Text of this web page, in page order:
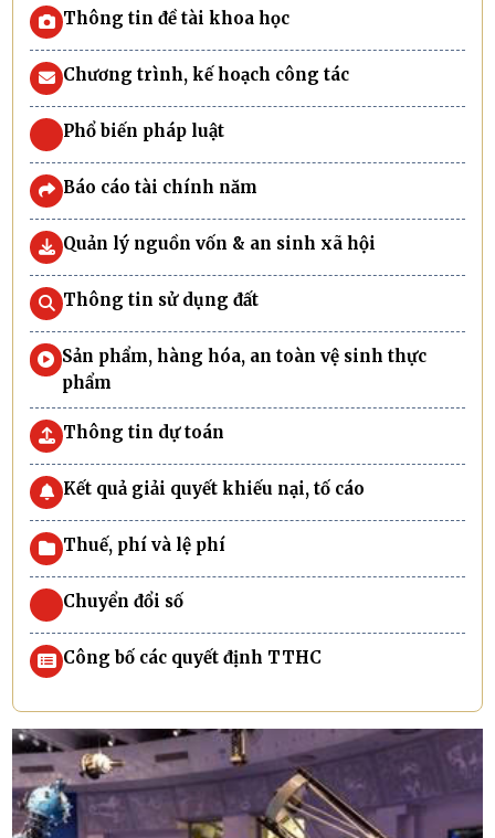
Thông tin đề tài khoa học
Chương trình, kế hoạch công tác
Phổ biến pháp luật
Báo cáo tài chính năm
Quản lý nguồn vốn & an sinh xã hội
Thông tin sử dụng đất
Sản phẩm, hàng hóa, an toàn vệ sinh thực
phẩm
Thông tin dự toán
Kết quả giải quyết khiếu nại, tố cáo
Thuế, phí và lệ phí
Chuyển đổi số
Công bố các quyết định TTHC